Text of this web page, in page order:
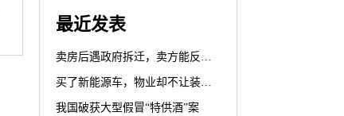
最近发表
卖房后遇政府拆迁，卖方能反悔？
买了新能源车，物业却不让装充电桩？
我国破获大型假冒“特供酒”案